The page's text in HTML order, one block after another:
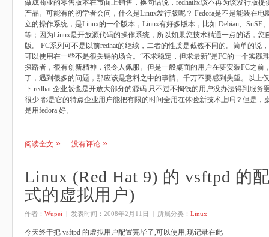
做成商业的零售版本在市面上销售，换句话说，redhat应该不再为该发行版提
产品。可能有的初学者会问，什么是Linux发行版呢？ Fedora是不是能装在电
立的操作系统，是Linux的一个版本，Linux有好多版本，比如 Debian、SuSE
等；因为Linux是开放源代码的操作系统，所以如果您技术精通一点的话，您
版。 FC系列可不是以前redhat的继续，二者的性质是截然不同的。简单的说
可以使用在一些不是很关键的场合。“不求稳定，但求最新”是FC的一个实践
探路者，很有创新精神，很令人佩服。但是一般桌面的用户在要安装FC之前
了，遇到很多的问题，那应该是意料之中的事情。千万不要感到失望。以上
下 redhat 企业版也是开放大部分的源码 只不过不掏钱的用户没办法得到服务
很少 都是它的特点企业用户能把有限的时间全用在体验新技术上吗？但是，
是用fedora 好。
阅读全文 没有评论
Linux (Red Hat 9) 的 vsftpd 的
式的虚拟用户)
作者： Wupei | 发表时间： 2008年2月11日 | 所属分类： Linux
今天终于把 vsftpd 的虚拟用户配置完毕了,可以使用,现记录在此